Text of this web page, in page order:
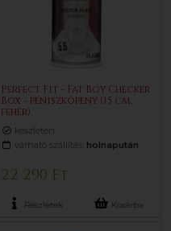
Perfect Fit - Fat Boy Checker
Box - péniszköpeny (15 cm,
fehér)
készleten
várható szállítás: holnapután
22 290 Ft
Részletek Kosárba